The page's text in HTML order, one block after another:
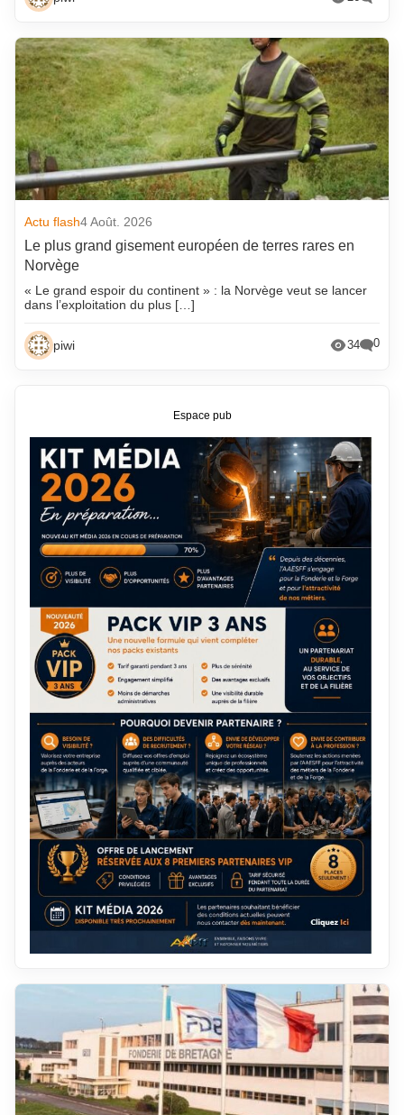
Actu flash4 Août. 2026
Le plus grand gisement européen de terres rares en
Norvège
« Le grand espoir du continent » : la Norvège veut se lancer
dans l’exploitation du plus […]
piwi 34 0
Espace pub